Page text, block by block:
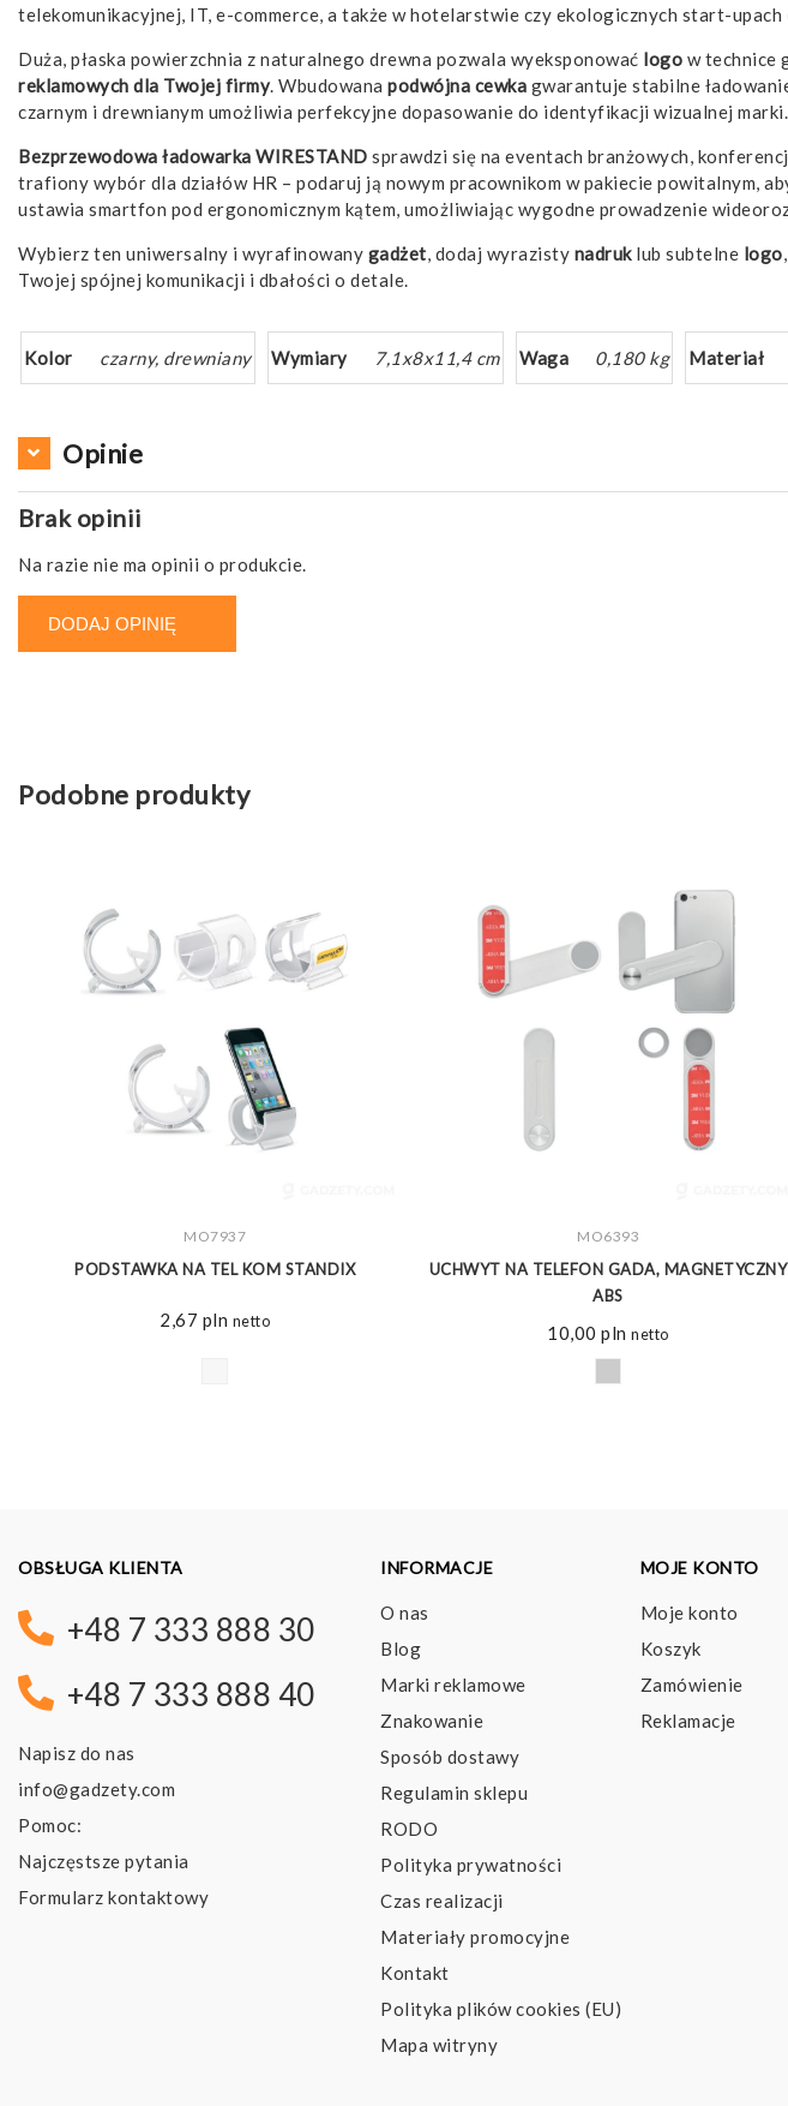
telekomunikacyjnej, IT, e-commerce, a także w hotelarstwie czy ekologicznych start-upach
Duża, płaska powierzchnia z naturalnego drewna pozwala wyeksponować logo w technice
reklamowych dla Twojej firmy. Wbudowana podwójna cewka gwarantuje stabilne
czarnym i drewnianym umożliwia perfekcyjne dopasowanie do identyfikacji wizualnej marki.
Bezprzewodowa ładowarka WIRESTAND sprawdzi się na eventach branżowych,
trafiony wybór dla działów HR – podaruj ją nowym pracownikom w pakiecie powitalnym,
ustawia smartfon pod ergonomicznym kątem, umożliwiając wygodne prowadzenie
Wybierz ten uniwersalny i wyrafinowany gadżet , dodaj wyrazisty nadruklub subtelne logo
Twojej spójnej komunikacji i dbałości o detale.
Kolor czarny, drewniany Wymiary 7,1x8x11,4 cm Waga 0,180 kg Materiał
Opinie
Brak opinii
Na razie nie ma opinii o produkcie.
DODAJ OPINIĘ
Podobne produkty
ZOBACZ WIĘCEJ
MO7937
PODSTAWKA NA TEL KOM STANDIX
2,67 pln netto
ZOBACZ WIĘCEJ
MO6393
UCHWYT NA TELEFON GADA, MAGNETYCZNY
ABS
10,00pln netto
OBSŁUGA KLIENTA
+48 7 333 888 30
+48 7 333 888 40
Napisz do nas
info@gadzety.com
Pomoc:
Najczęstsze pytania
Formularz kontaktowy
INFORMACJE
O nas
Blog
Marki reklamowe
Znakowanie
Sposób dostawy
Regulamin sklepu
RODO
Polityka prywatności
Czas realizacji
Materiały promocyjne
Kontakt
Polityka plików cookies (EU)
Mapa witryny
MOJE KONTO
Moje konto
Koszyk
Zamówienie
Reklamacje